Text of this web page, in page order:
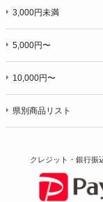
3,000円未満
5,000円〜
10,000円〜
県別商品リスト
クレジット・銀行振